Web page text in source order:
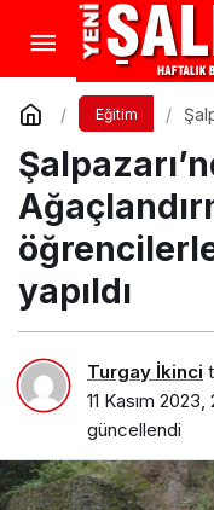
Eğitim
yapıldı
Turgay İkinci
11 Kasım
güncellendi